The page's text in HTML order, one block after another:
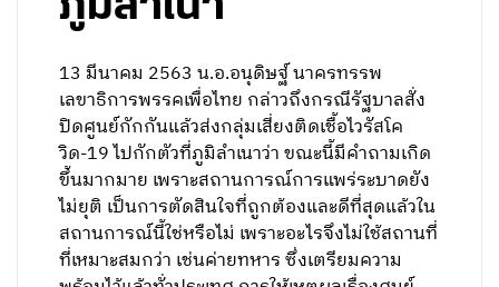
13 มีนาคม 2563 น.อ.อนุดิษฐ์ นาครทรรพ
เลขาธิการพรรคเพื่อไทย กล่าวถึงกรณีรัฐบาลสั่ง
ปิดศูนย์กักกันแล้วส่งกลุ่มเสี่ยงติดเชื้อไวรัสโค
วิด-19 ไปกักตัวที่ภูมิลำเนาว่า ขณะนี้มีคำถามเกิด
ขึ้นมากมาย เพราะสถานการณ์การแพร่ระบาดยัง
ไม่ยุติ เป็นการตัดสินใจที่ถูกต้องและดีที่สุดแล้วใน
สถานการณ์นี้ใช่หรือไม่ เพราะอะไรจึงไม่ใช้สถานที่
ที่เหมาะสมกว่า เช่นค่ายทหาร ซึ่งเตรียมความ